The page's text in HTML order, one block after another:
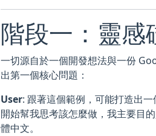
階段一：靈感
一切源自於一個開發想法與一份
出第一個核心問題：
User: 跟著這個範例，可能打造出
開始幫我思考該怎麼做，我主要目
體中文。